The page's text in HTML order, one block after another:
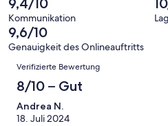
Hervorragend
8
-
Gut
von
6
-
Okay
eine
Bewertung
von
4
Schlecht
haben
eine
Bewertung
Ungenügend
9,4/10
Kommunikation
9,6/10
Genauigkeit des Onlineauftritts
Bewertungen
Verifizierte Bewertung
8/10 – Gut
Andrea N.
18. Juli 2024